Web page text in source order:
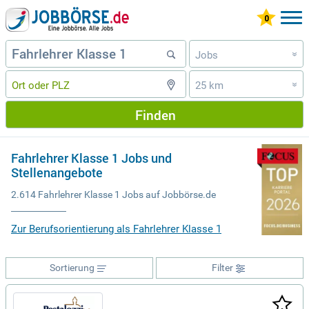
Jobs »
25 km »
Finden
Fahrlehrer Klasse 1 Jobs und
Stellenangebote
2.614 Fahrlehrer Klasse 1 Jobs auf Jobbörse.de
Zur Berufsorientierung als Fahrlehrer Klasse 1
Filter
Sortierung